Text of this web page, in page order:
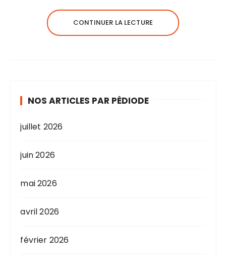
CONTINUER LA LECTURE
NOS ARTICLES PAR PÉDIODE
juillet 2026
juin 2026
mai 2026
avril 2026
février 2026